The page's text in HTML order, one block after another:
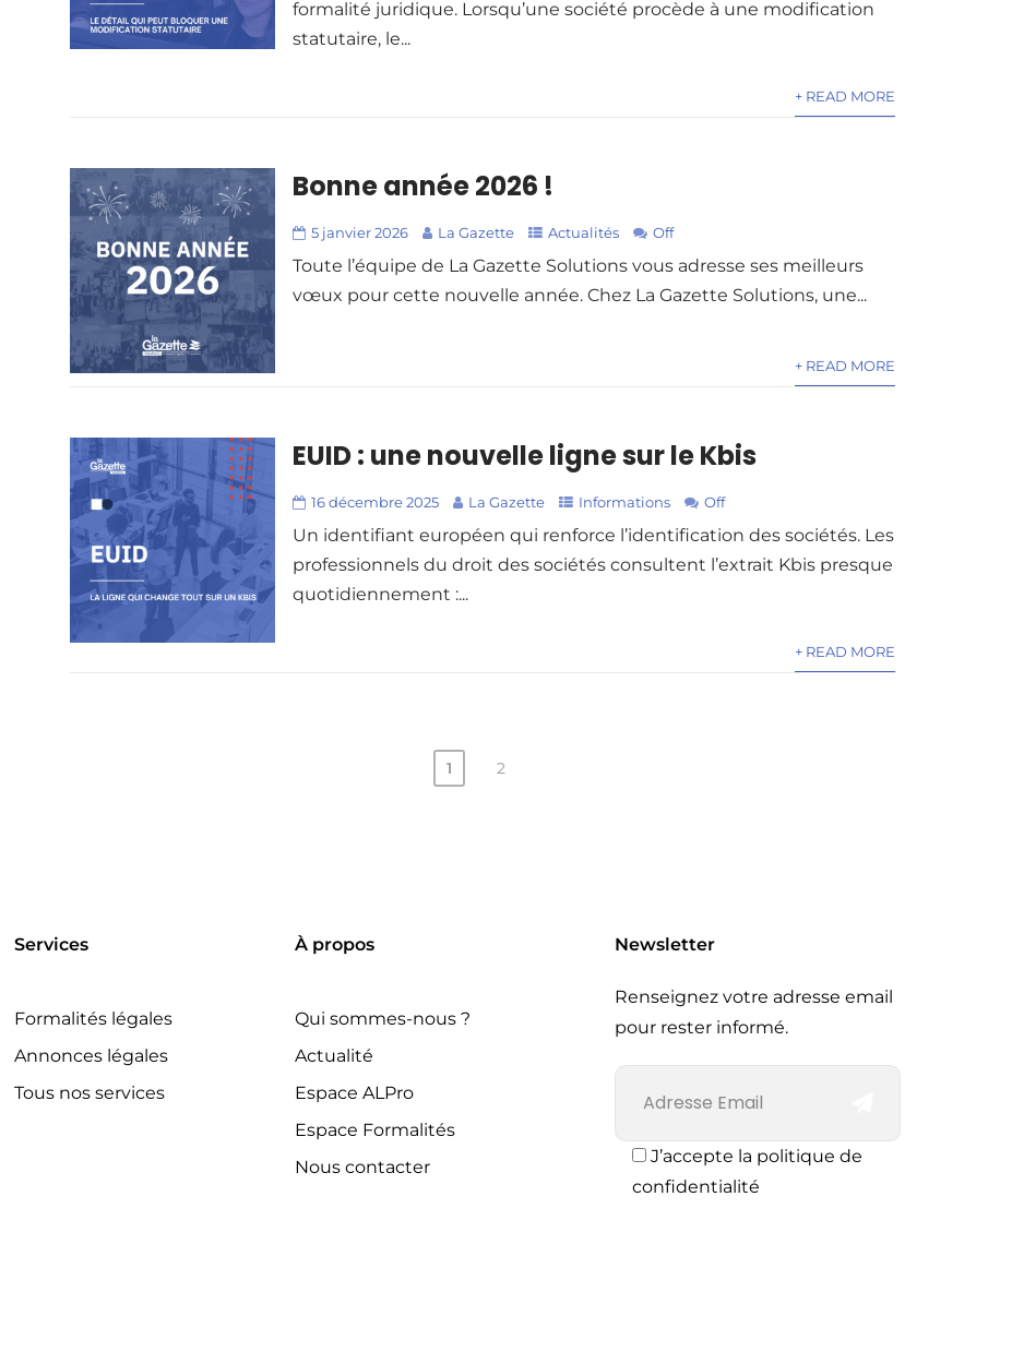
formalité juridique. Lorsqu’une société procède à une modification
statutaire, le...
+ READ MORE
Bonne année 2026 !
5 janvier 2026 La Gazette Actualités Off
Toute l’équipe de La Gazette Solutions vous adresse ses meilleurs
vœux pour cette nouvelle année. Chez La Gazette Solutions, une...
+ READ MORE
EUID : une nouvelle ligne sur le Kbis
16 décembre 2025 La Gazette Informations Off
Un identifiant européen qui renforce l’identification des sociétés. Les
professionnels du droit des sociétés consultent l’extrait Kbis presque
quotidiennement :...
+ READ MORE
1 2
Services
Formalités légales
Annonces légales
Tous nos services
À propos
Qui sommes-nous ?
Actualité
Espace ALPro
Espace Formalités
Nous contacter
Newsletter
Renseignez votre adresse email
pour rester informé.
J’accepte la politique de
confidentialité